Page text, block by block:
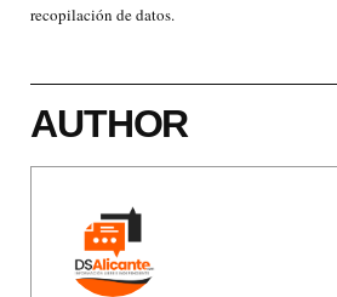
recopilación de datos.
AUTHOR